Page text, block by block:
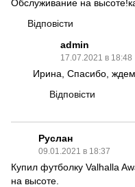
Обслуживание на
Відповісти
admin
17.07.2021 в 18:48
Ирина, Спасибо, ждем
Відповісти
Руслан
09.01.2021 в 18:37
Купил футболку Valhalla
на высоте.